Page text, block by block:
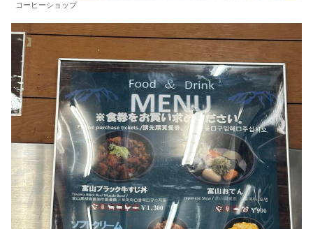
コーヒーショップ